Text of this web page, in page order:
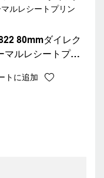
USB
80mmダイレク
マルレシートプリ
トに追加